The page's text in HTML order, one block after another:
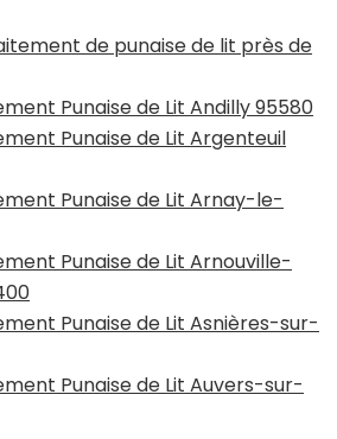
de punaise de lit près de
Punaise de Lit Andilly 95580
Punaise de Lit Argenteuil
Punaise de Lit Arnay-le-
Punaise de Lit Arnouville-
Punaise de Lit Asnières-sur-
Punaise de Lit Auvers-sur-